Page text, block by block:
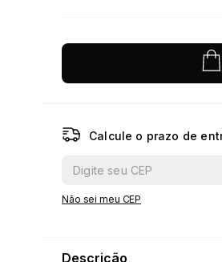
Calcule o prazo de
Não sei meu CEP
Descrição